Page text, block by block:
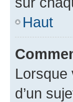
Haut
Lorsque
d’un